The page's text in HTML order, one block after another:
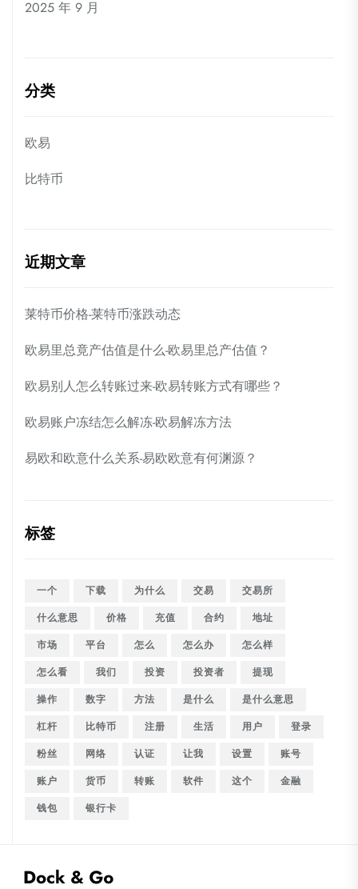
2025 年 9 月
分类
欧易
比特币
近期文章
莱特币价格-莱特币涨跌动态
欧易里总竟产估值是什么-欧易里总产估值？
欧易别人怎么转账过来-欧易转账方式有哪些？
欧易账户冻结怎么解冻-欧易解冻方法
易欧和欧意什么关系-易欧欧意有何渊源？
标签
一个 下载 为什么 交易
交易所
什么意思
价格 充值 合约
地址
市场
平台 怎么 怎么办
怎么样
怎么看
我们 投资 投资者
提现
操作
数字 方法 是什么
是什么意思
杠杆
比特币 注册 生活 用户
登录
粉丝
网络 认证 让我 设置
账号
账户
货币 转账 软件 这个
金融
钱包
银行卡